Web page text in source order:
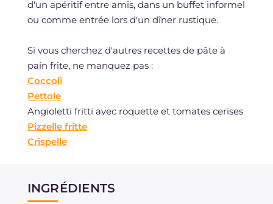
d'un apéritif entre amis, dans un buffet informel
ou comme entrée lors d'un dîner rustique.
Si vous cherchez d'autres recettes de pâte à
pain frite, ne manquez pas :
Coccoli
Pettole
Angioletti fritti avec roquette et tomates cerises
Pizzelle fritte
Crispelle
INGRÉDIENTS